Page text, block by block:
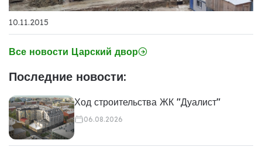
10.11.2015
Все новости Царский двор
Последние новости:
Ход строительства ЖК "Дуалист"
06.08.2026